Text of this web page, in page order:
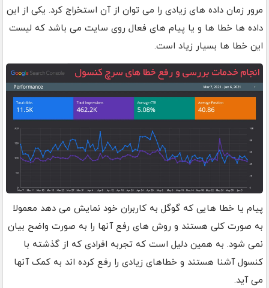
مرور زمان داده های زیادی را می توان از آن استخراج کرد. یکی از این
داده ها خطا ها و یا پیام های فعال روی سایت می باشد که لیست
این خطا ها بسیار زیاد است.
پیام یا خطا هایی که گوگل به کاربران خود نمایش می دهد معمولا
به صورت کلی هستند و روش های رفع آنها را به صورت واضح بیان
نمی شود. به همین دلیل است که تجربه افرادی که از گذشته با
کنسول آشنا هستند و خطاهای زیادی را رفع کرده اند به کمک آنها
می آید.